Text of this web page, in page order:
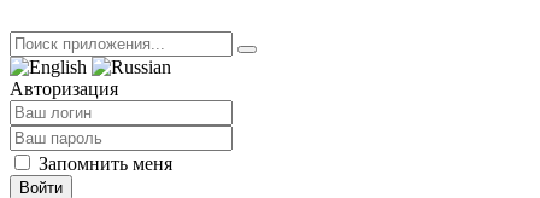
Авторизация
Запомнить меня
Войти